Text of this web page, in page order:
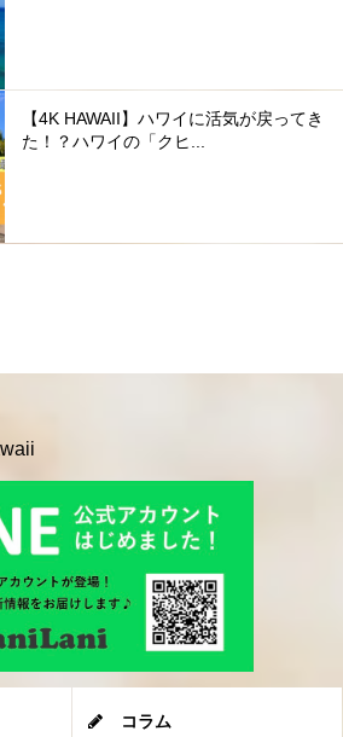
【4K HAWAII】ハワイに活気が戻ってき
た！？ハワイの「クヒ...
コラム